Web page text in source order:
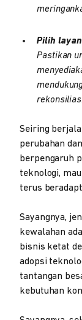
Pilih
Pastikan
Seiring
perubahan
berpengaruh
teknologi,
terus
Sayangnya,
kewalahan
bisnis ketat
adopsi
tantangan
kebutuhan